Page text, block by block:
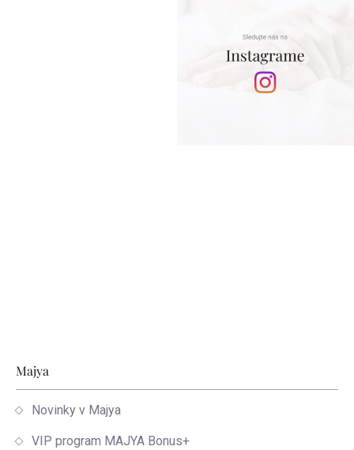
Zápätie
Majya
Novinky v Majya
VIP program MAJYA Bonus+